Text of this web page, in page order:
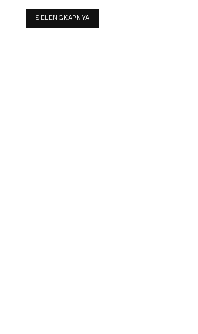
SELENGKAPNYA